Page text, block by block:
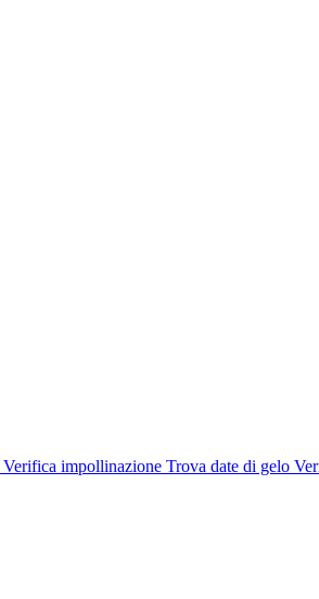
Verifica impollinazione Trova date di gelo